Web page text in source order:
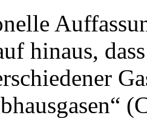
hinaus,